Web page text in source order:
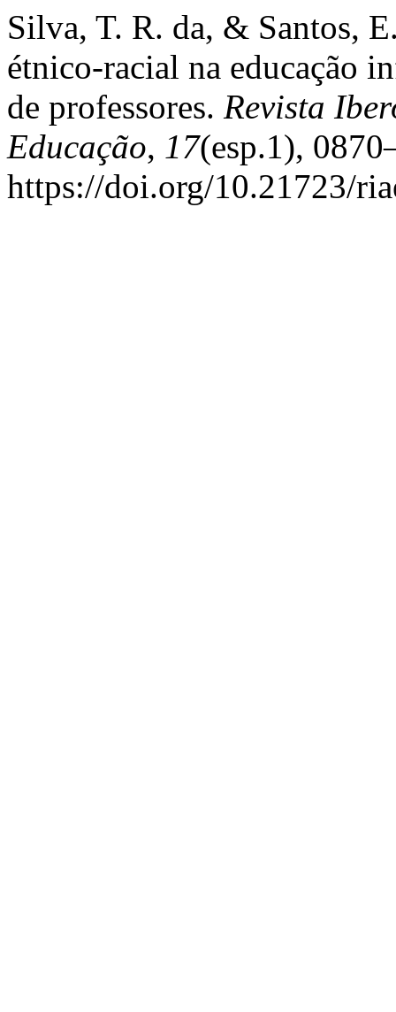
Silva, T. R. da, & Santos,
étnico-racial na educação
de professores. Revista
Educação, 17(esp.1),
https://doi.org/10.21723/